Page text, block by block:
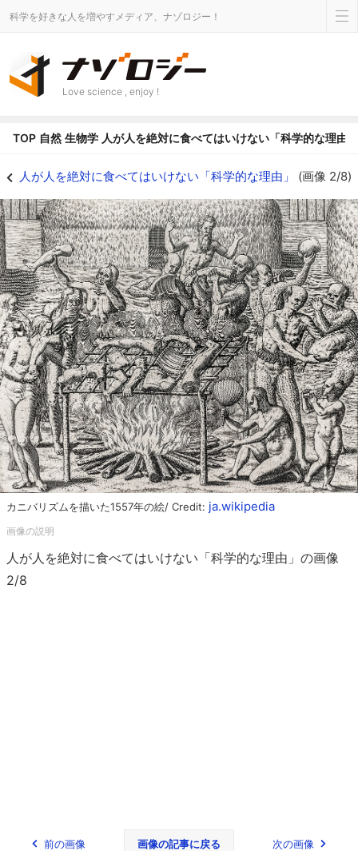
科学を好きな人を増やすメディア、ナゾロジー！
Love science , enjoy !
TOP 自然 生物学 人が人を絶対に食べてはいけない「科学的な理由」
人が人を絶対に食べてはいけない「科学的な理由」 (画像 2/8)
カニバリズムを描いた1557年の絵/ Credit: ja.wikipedia
人が人を絶対に食べてはいけない「科学的な理由」の画像
2/8
前の画像 画像の記事に戻る 次の画像